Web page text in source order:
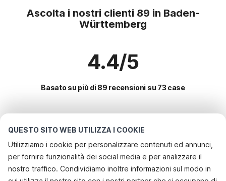
QUESTO SITO WEB UTILIZZA I COOKIE
Utilizziamo i cookie per personalizzare contenuti ed annunci,
per fornire funzionalità dei social media e per analizzare il
nostro traffico. Condividiamo inoltre informazioni sul modo in
Ascolta i nostri clienti 89 in Baden-
Württemberg
4.4/5
Basato su più di 89 recensioni su 73 case
Le destinazioni più popolari per le
vacanze
Servizi più popolari per le vacanze in Baden-württemberg
Appartamenti per vacanze